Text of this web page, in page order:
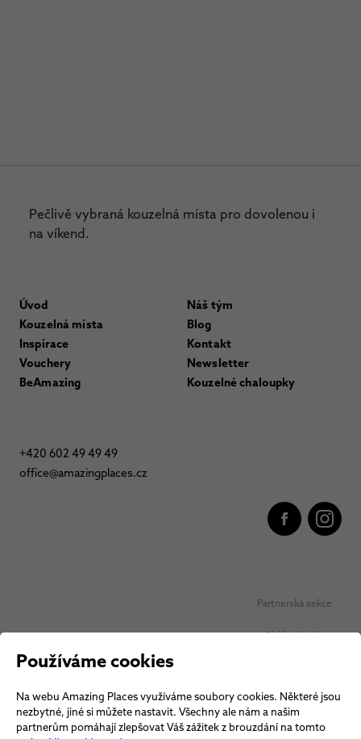
Pečlivě vybraná kouzelná místa pro dovolenou i
na víkend.
Úvod
Kouzelná místa
Inspirace
Vouchery
BeAmazing
Náš tým
Blog
Kontakt
Newsletter
Kouzelné chaloupky
+420 602 49 49 49
office@amazingplaces.cz
Partnerská sekce
Oblíbená místa
Obchodní podmínky Vouchery
Obchodní podmínky
Používáme cookies
Na webu Amazing Places využíváme soubory cookies. Některé jsou
nezbytné, jiné si můžete nastavit. Všechny ale nám a našim
partnerům pomáhají zlepšovat Váš zážitek z brouzdání na tomto